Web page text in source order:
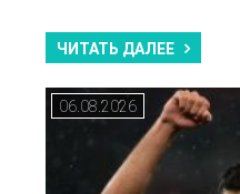
ЧИТАТЬ ДАЛЕЕ
06.08.2026